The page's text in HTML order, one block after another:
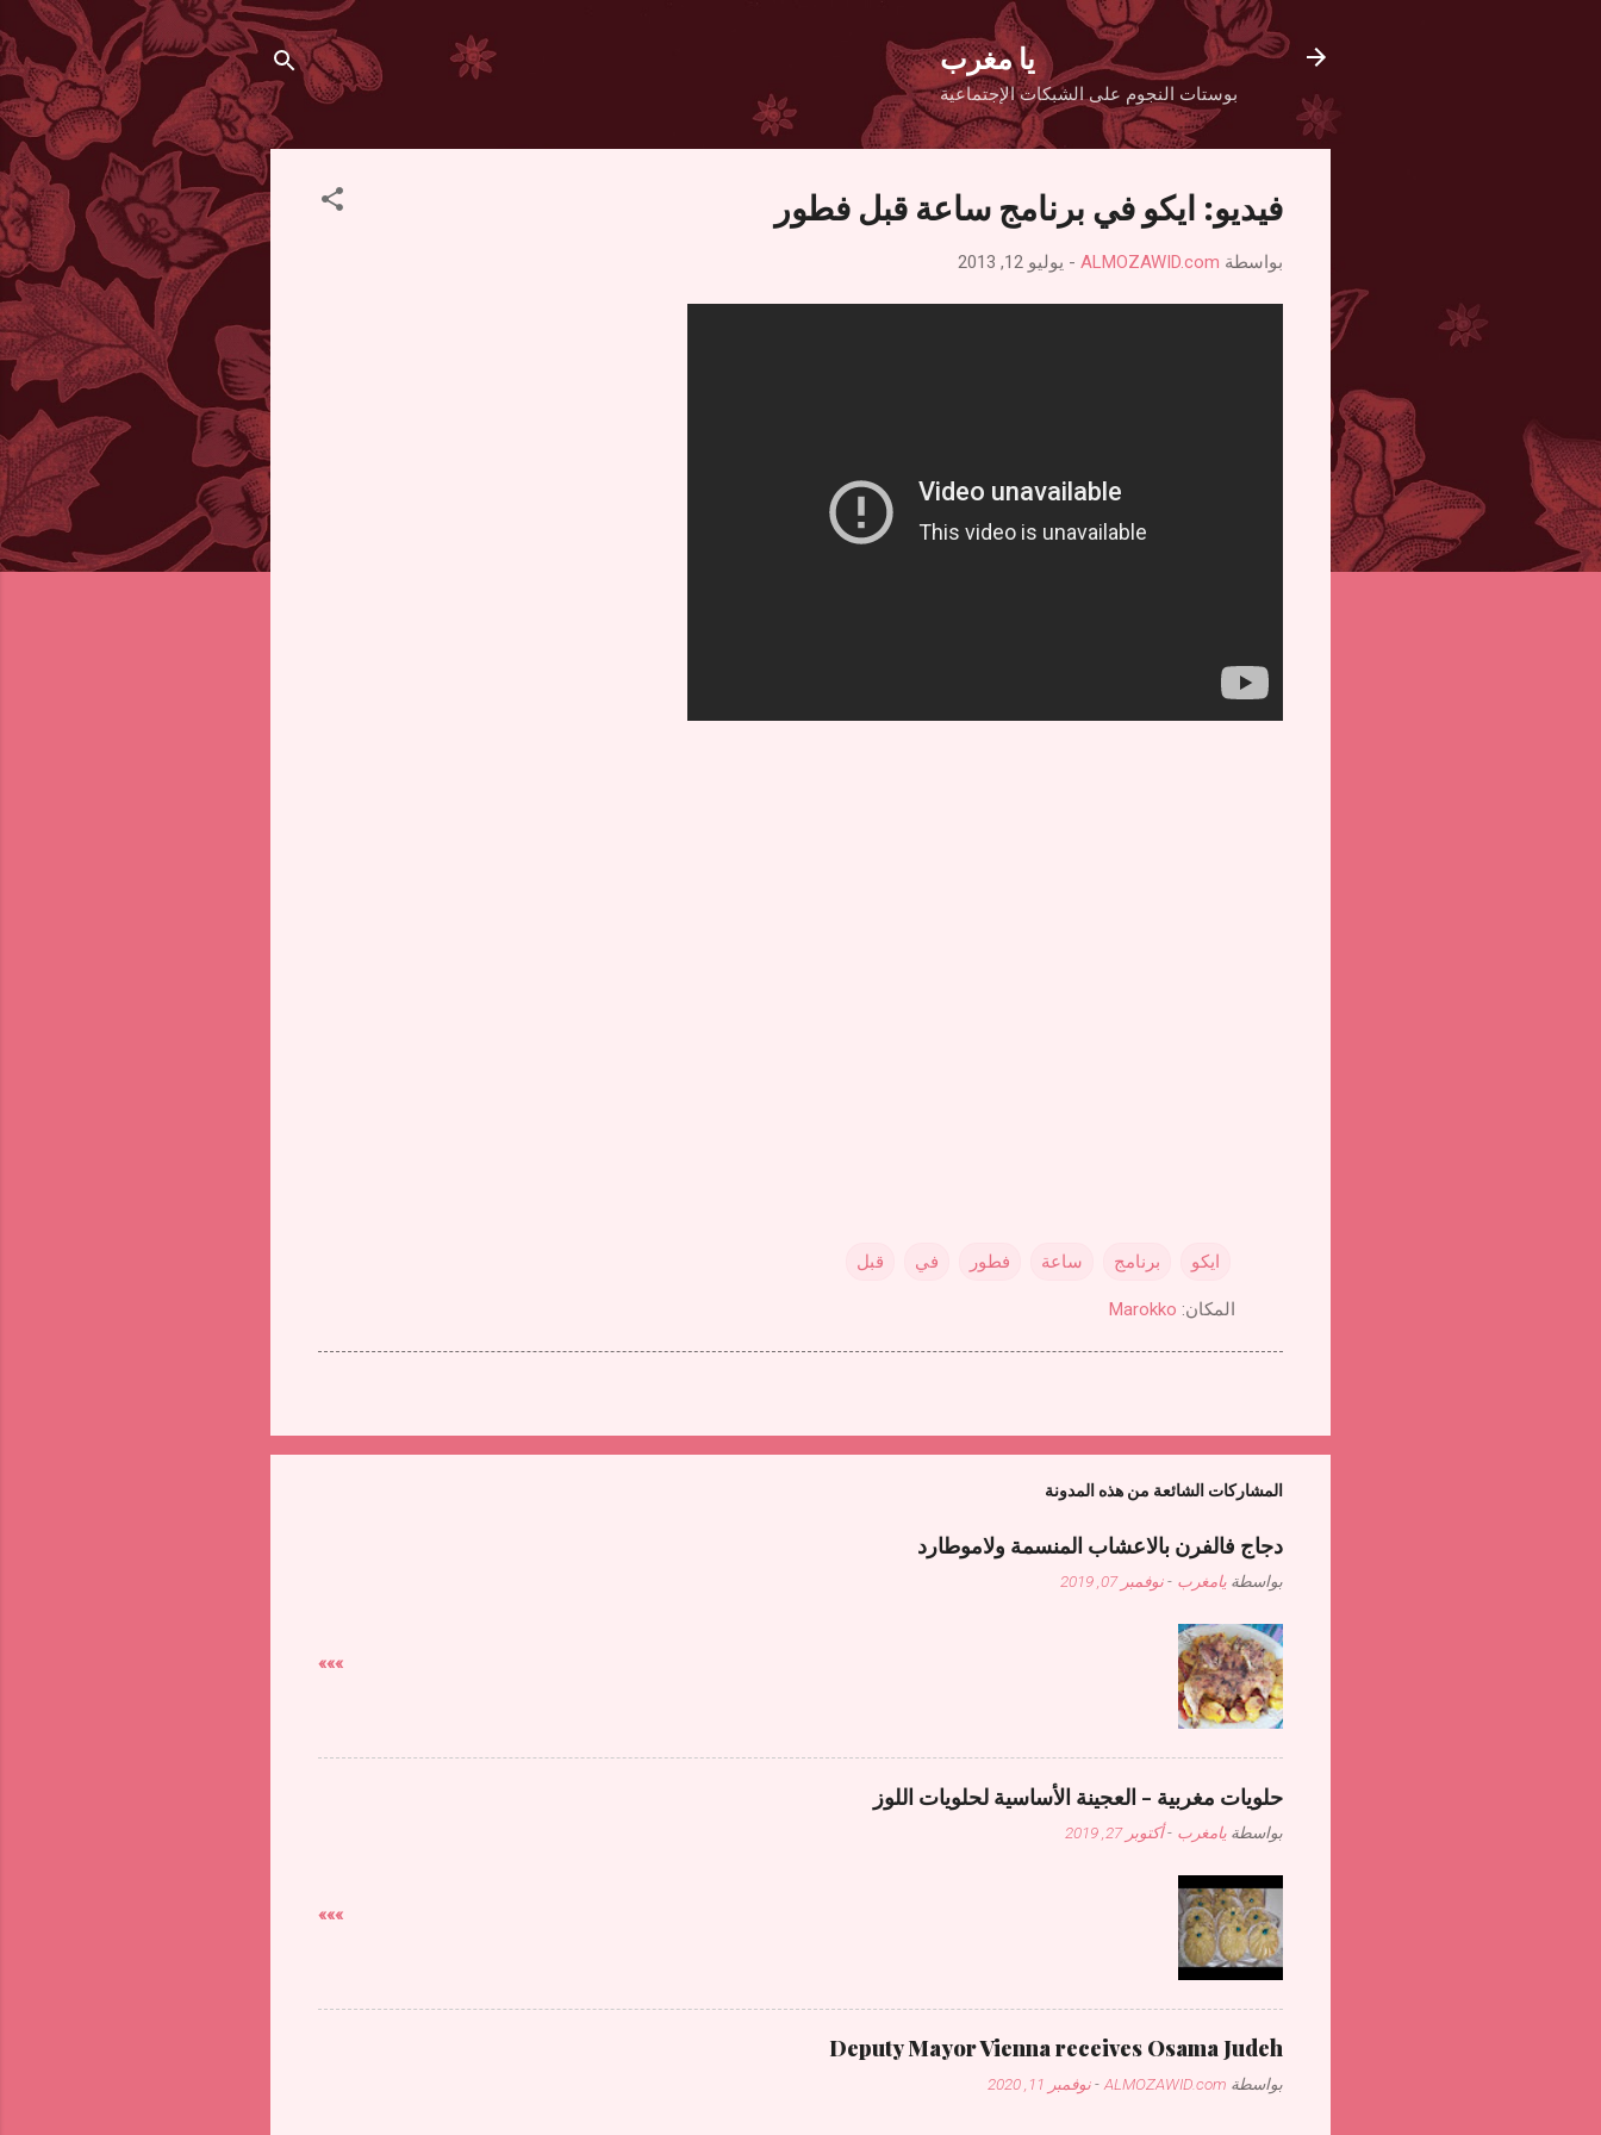
يا مغرب
بوستات النجوم على الشبكات الإجتماعية
فيديو: ايكو في برنامج ساعة قبل فطور
بواسطة ALMOZAWID.com
- يوليو 12, 2013
ايكو برنامج ساعة فطور في قبل
المكان: Marokko
المشاركات الشائعة من هذه المدونة
دجاج فالفرن بالاعشاب المنسمة ولاموطارد
بواسطة يامغرب -نوفمبر 07, 2019
»»»
حلويات مغربية - العجينة الأساسية لحلويات اللوز
بواسطة يامغرب -أكتوبر 27, 2019
»»»
Deputy Mayor Vienna receives Osama Judeh
بواسطة ALMOZAWID.com
-نوفمبر 11, 2020